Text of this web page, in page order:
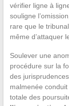
vérifier ligne à
souligne
rare que le
même d’attaquer
Soulever une
procédure sur la
des
malmenée
totale des